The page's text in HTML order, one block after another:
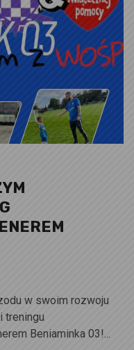
w swoim rozwoju
treningu
Beniaminka 03!...